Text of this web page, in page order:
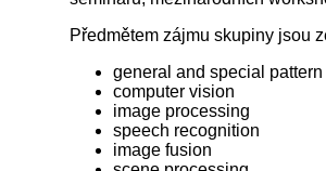
Předmětem zájmu skupiny jsou
general and special
computer vision
image processing
speech recognition
image fusion